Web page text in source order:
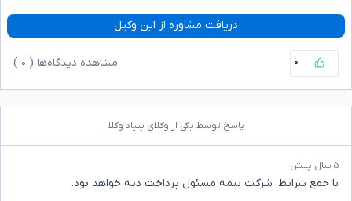
دریافت مشاوره از این وکیل
۰ مشاهده دیدگاه‌ها ( ۰
پاسخ توسط یکی از وکلای بنیاد وکلا
۵ سال پیش
با جمع شرایط، شرکت بیمه مسئول پرداخت دیه خواهد بود.